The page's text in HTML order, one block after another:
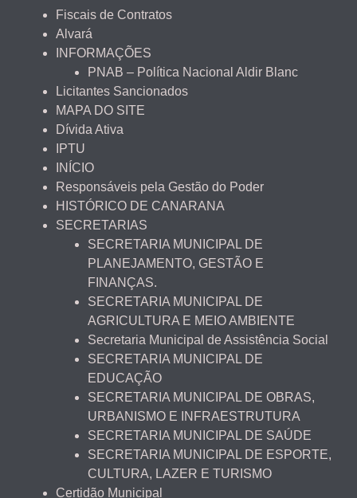
Fiscais de Contratos
Alvará
INFORMAÇÕES
PNAB – Política Nacional Aldir Blanc
Licitantes Sancionados
MAPA DO SITE
Dívida Ativa
IPTU
INÍCIO
Responsáveis pela Gestão do Poder
HISTÓRICO DE CANARANA
SECRETARIAS
SECRETARIA MUNICIPAL DE
PLANEJAMENTO, GESTÃO E
FINANÇAS.
SECRETARIA MUNICIPAL DE
AGRICULTURA E MEIO AMBIENTE
Secretaria Municipal de Assistência Social
SECRETARIA MUNICIPAL DE
EDUCAÇÃO
SECRETARIA MUNICIPAL DE OBRAS,
URBANISMO E INFRAESTRUTURA
SECRETARIA MUNICIPAL DE SAÚDE
SECRETARIA MUNICIPAL DE ESPORTE,
CULTURA, LAZER E TURISMO
Certidão Municipal